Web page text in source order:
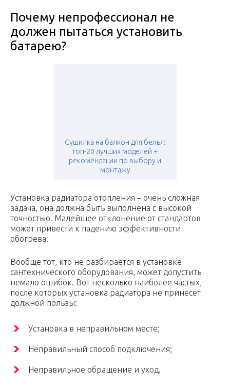
Почему непрофессионал не
должен пытаться установить
батарею?
Сушилка на балкон для белья:
топ-20 лучших моделей +
рекомендации по выбору и
монтажу
Установка радиатора отопления – очень сложная
задача, она должна быть выполнена с высокой
точностью. Малейшее отклонение от стандартов
может привести к падению эффективности
обогрева.
Вообще тот, кто не разбирается в установке
сантехнического оборудования, может допустить
немало ошибок. Вот несколько наиболее частых,
после которых установка радиатора не принесет
должной пользы:
Установка в неправильном месте;
Неправильный способ подключения;
Неправильное обращение и уход.